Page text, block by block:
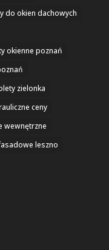
do okien dachowych
okienne poznań
zielonka
ceny
wewnętrzne
leszno